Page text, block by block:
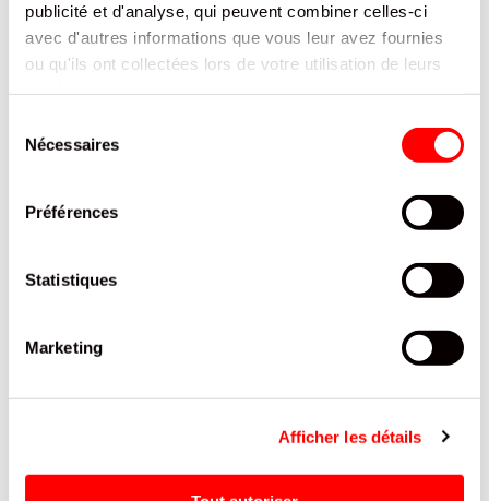
publicité et d'analyse, qui peuvent combiner celles-ci
avec d'autres informations que vous leur avez fournies
ou qu'ils ont collectées lors de votre utilisation de leurs
Nécessaires
Préférences
Statistiques
Marketing
Afficher les détails
DOCUMENTATION
PRODUITS QUI POURRAIENT VOUS
BONBON FRITIZZ LUTTI
LA CORSICA, LE SODA